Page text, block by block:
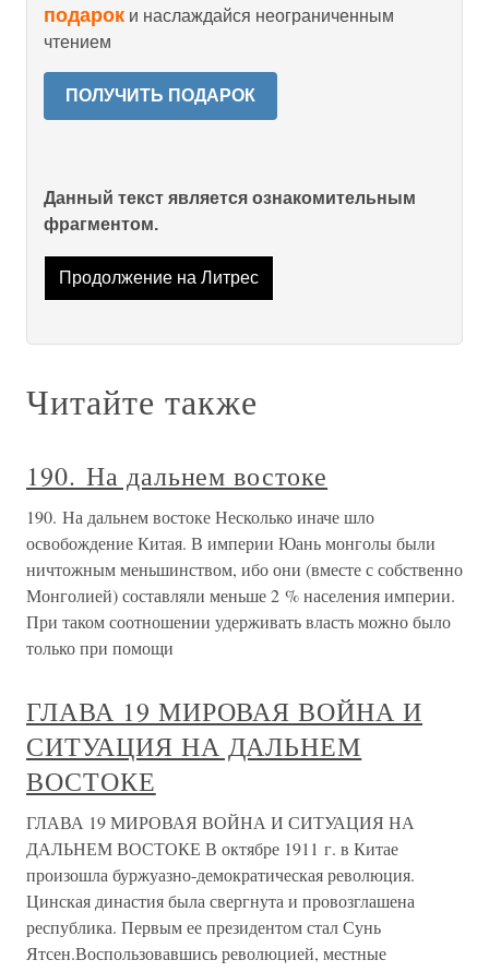
подарок и наслаждайся неограниченным
чтением
ПОЛУЧИТЬ ПОДАРОК
Данный текст является ознакомительным
фрагментом.
Продолжение на Литрес
Читайте также
190. На дальнем востоке
190. На дальнем востоке Несколько иначе шло
освобождение Китая. В империи Юань монголы были
ничтожным меньшинством, ибо они (вместе с собственно
Монголией) составляли меньше 2 % населения империи.
При таком соотношении удерживать власть можно было
только при помощи
ГЛАВА 19 МИРОВАЯ ВОЙНА И
СИТУАЦИЯ НА ДАЛЬНЕМ
ВОСТОКЕ
ГЛАВА 19 МИРОВАЯ ВОЙНА И СИТУАЦИЯ НА
ДАЛЬНЕМ ВОСТОКЕ В октябре 1911 г. в Китае
произошла буржуазно-демократическая революция.
Цинская династия была свергнута и провозглашена
республика. Первым ее президентом стал Сунь
Ятсен.Воспользовавшись революцией, местные